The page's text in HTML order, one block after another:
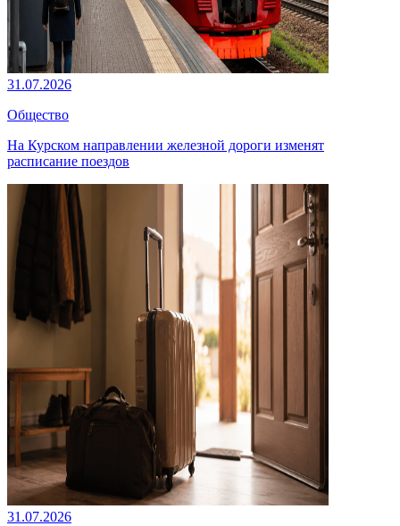
31.07.2026
Общество
На Курском направлении железной дороги изменят
расписание поездов
31.07.2026